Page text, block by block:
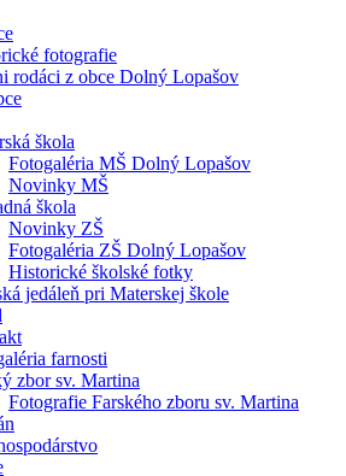
fotografie
rodáci z obce Dolný Lopašov
škola
Fotogaléria MŠ Dolný Lopašov
Novinky MŠ
škola
Novinky ZŠ
Fotogaléria ZŠ Dolný Lopašov
Historické školské fotky
jedáleň pri Materskej škole
farnosti
zbor sv. Martina
Fotografie Farského zboru sv. Martina